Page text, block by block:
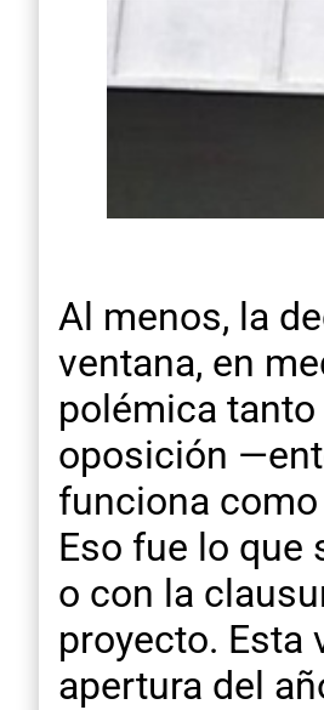
Al menos, la
ventana, en
polémica
oposición
funciona
Eso fue lo que
o con la
proyecto. Esta
apertura del